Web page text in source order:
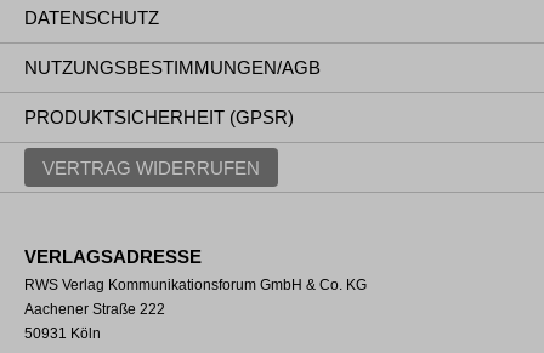
DATENSCHUTZ
NUTZUNGSBESTIMMUNGEN/AGB
PRODUKTSICHERHEIT (GPSR)
VERTRAG WIDERRUFEN
VERLAGSADRESSE
RWS Verlag Kommunikationsforum GmbH & Co. KG
Aachener Straße 222
50931 Köln